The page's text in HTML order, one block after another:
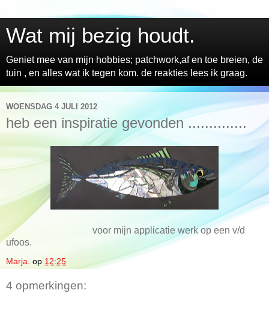
Wat mij bezig houdt.
Geniet mee van mijn hobbies; patchwork,af en toe breien, de
tuin , en alles wat ik tegen kom. de reakties lees ik graag.
WOENSDAG 4 JULI 2012
heb een inspiratie gevonden ..............
voor mijn applicatie werk op een v/d
ufoos.
Marja. op 12:25
4 opmerkingen: